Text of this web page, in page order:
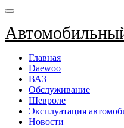
Главная
Daewoo
ВАЗ
Обслуживание
Шевроле
Эксплуатация
Новости